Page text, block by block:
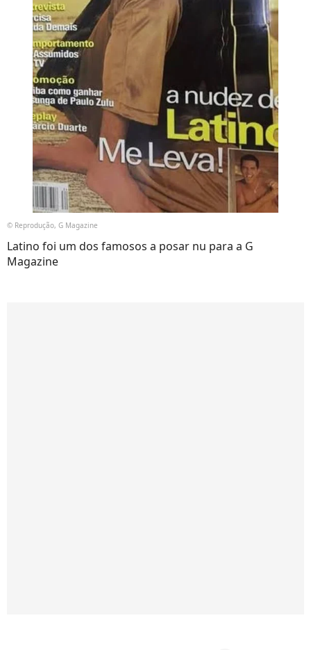
© Reprodução, G Magazine
Latino foi um dos famosos a posar nu para a G
Magazine